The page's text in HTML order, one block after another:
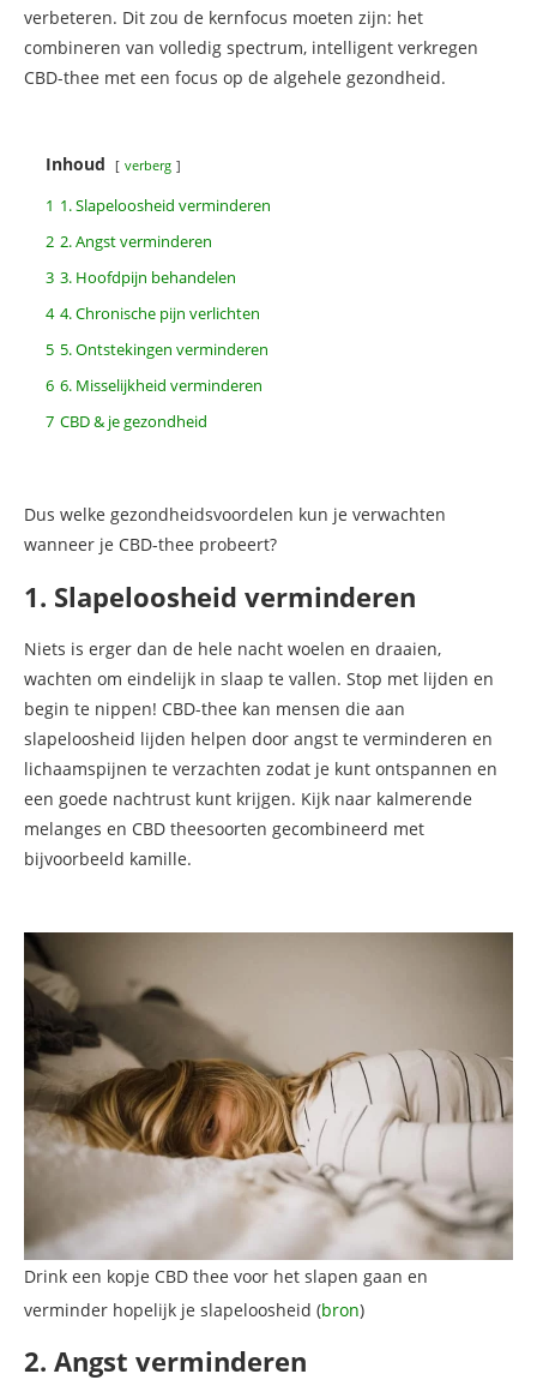
verbeteren. Dit zou de kernfocus moeten zijn: het
combineren van volledig spectrum, intelligent verkregen
CBD-thee met een focus op de algehele gezondheid.
Inhoud verberg
1 1. Slapeloosheid verminderen
2 2. Angst verminderen
3 3. Hoofdpijn behandelen
4 4. Chronische pijn verlichten
5 5. Ontstekingen verminderen
6 6. Misselijkheid verminderen
7 CBD & je gezondheid
Dus welke gezondheidsvoordelen kun je verwachten
wanneer je CBD-thee probeert?
1. Slapeloosheid verminderen
Niets is erger dan de hele nacht woelen en draaien,
wachten om eindelijk in slaap te vallen. Stop met lijden en
begin te nippen! CBD-thee kan mensen die aan
slapeloosheid lijden helpen door angst te verminderen en
lichaamspijnen te verzachten zodat je kunt ontspannen en
een goede nachtrust kunt krijgen. Kijk naar kalmerende
melanges en CBD theesoorten gecombineerd met
bijvoorbeeld kamille.
Drink een kopje CBD thee voor het slapen gaan en
verminder hopelijk je slapeloosheid (bron)
2. Angst verminderen